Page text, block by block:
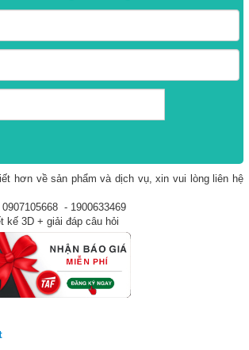
hơn về sản phẩm và dịch vụ, xin vui lòng liên hệ
- 1900633469
kế 3D + giải đáp câu hỏi